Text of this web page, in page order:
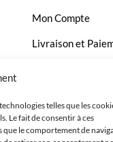
telles que les
Le fait de consentir à ces
le comportement de
Mon Compte
Livraison et